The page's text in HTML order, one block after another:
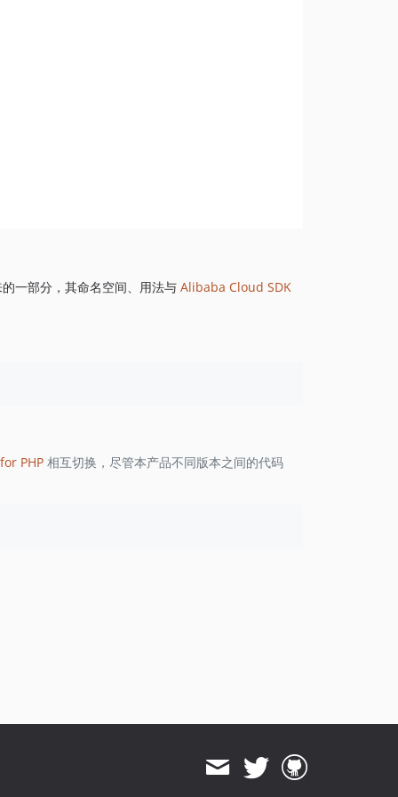
1.8.830
1.8.821
一部分，其命名空间、用法与 Alibaba Cloud SDK
PHP相互切换，尽管本产品不同版本之间的代码